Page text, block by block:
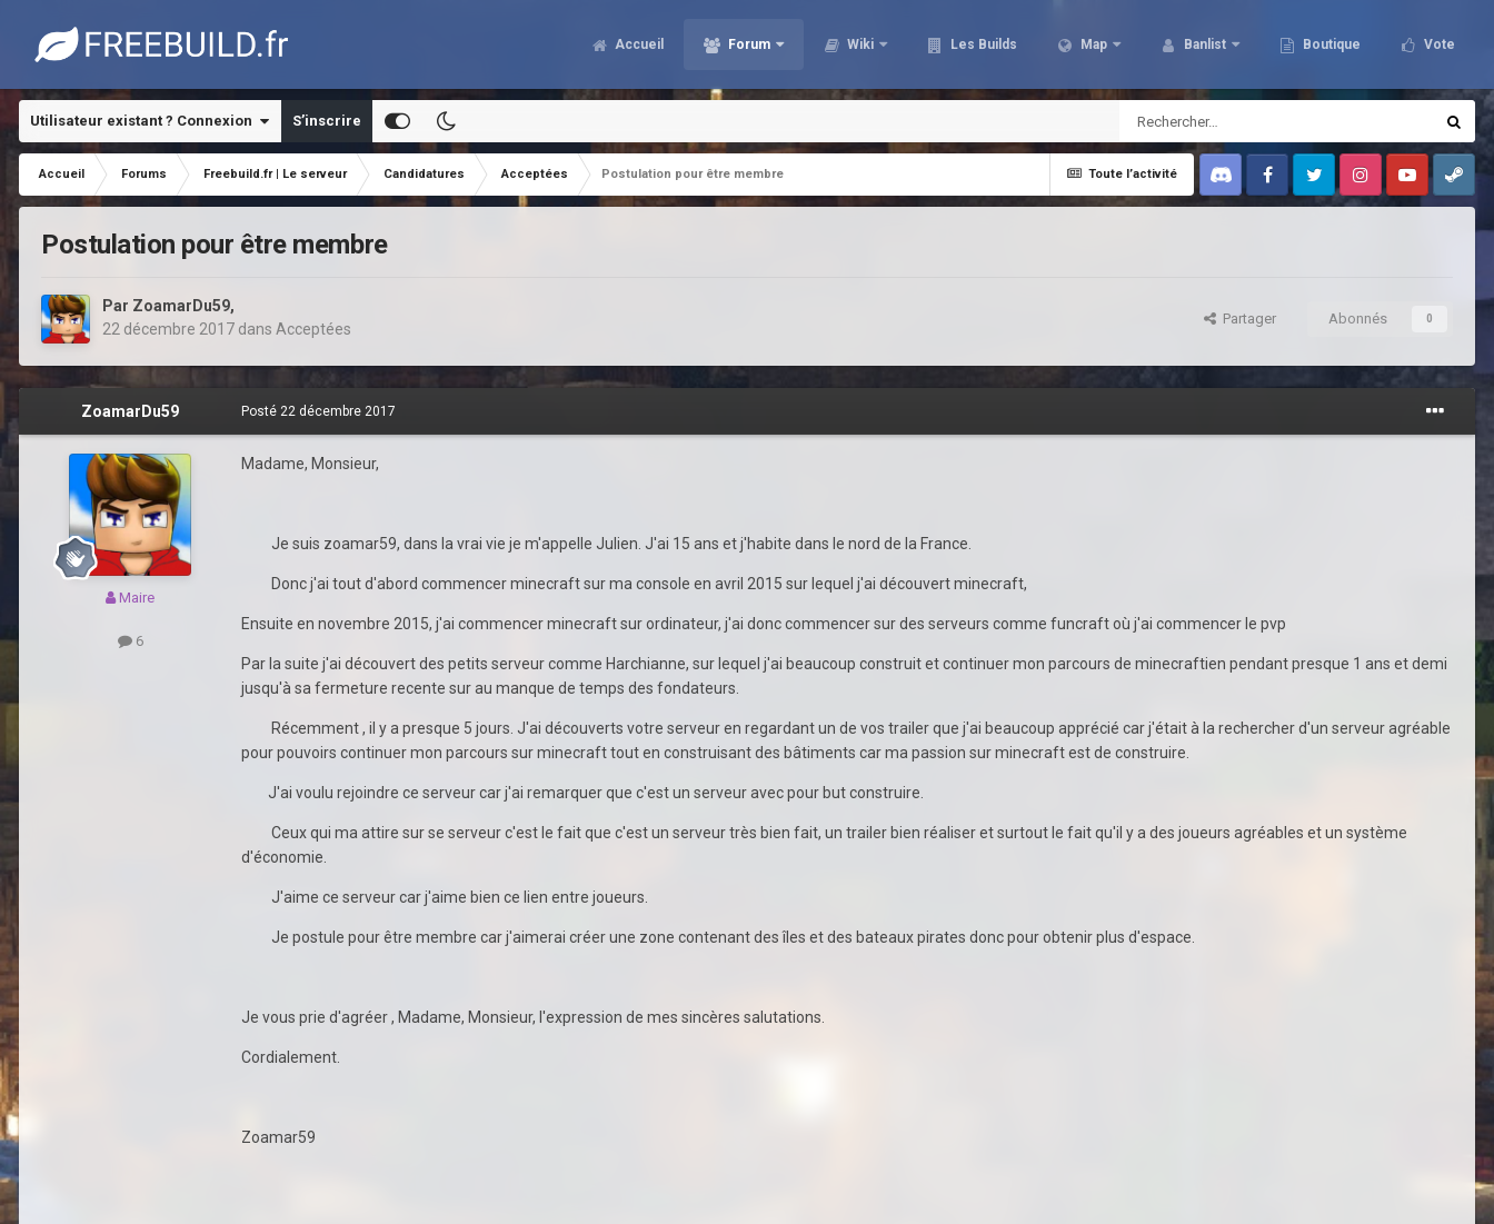
Accueil Forum Wiki Les Builds Map Banlist Boutique Vote
Utilisateur existant ? Connexion S’inscrire
Toute l’activité
Accueil Forums Freebuild.fr | Le serveur Candidatures Acceptées
Postulation pour être membre
Discord FacebookTwitter InstagramYoutubeSteam
Postulation pour être membre
Par ZoamarDu59,
22 décembre 2017 dans Acceptées
Partager Abonnés 0
ZoamarDu59
Maire
6
Posté 22 décembre 2017
Madame, Monsieur,
Je suis zoamar59, dans la vrai vie je m'appelle Julien. J'ai 15 ans et j'habite dans le nord de la France.
Donc j'ai tout d'abord commencer minecraft sur ma console en avril 2015 sur lequel j'ai découvert minecraft,
Ensuite en novembre 2015, j'ai commencer minecraft sur ordinateur, j'ai donc commencer sur des serveurs comme funcraft où j'ai commencer le pvp
Par la suite j'ai découvert des petits serveur comme Harchianne, sur lequel j'ai beaucoup construit et continuer mon parcours de minecraftien pendant presque 1 ans et demi
jusqu'à sa fermeture recente sur au manque de temps des fondateurs.
Récemment , il y a presque 5 jours. J'ai découverts votre serveur en regardant un de vos trailer que j'ai beaucoup apprécié car j'était à la rechercher d'un serveur agréable
pour pouvoirs continuer mon parcours sur minecraft tout en construisant des bâtiments car ma passion sur minecraft est de construire.
J'ai voulu rejoindre ce serveur car j'ai remarquer que c'est un serveur avec pour but construire.
Ceux qui ma attire sur se serveur c'est le fait que c'est un serveur très bien fait, un trailer bien réaliser et surtout le fait qu'il y a des joueurs agréables et un système
d'économie.
J'aime ce serveur car j'aime bien ce lien entre joueurs.
Je postule pour être membre car j'aimerai créer une zone contenant des îles et des bateaux pirates donc pour obtenir plus d'espace.
Je vous prie d'agréer , Madame, Monsieur, l'expression de mes sincères salutations.
Cordialement.
Zoamar59